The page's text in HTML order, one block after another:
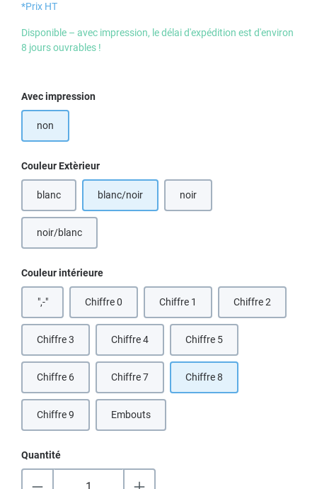
*Prix HT
Disponible – avec impression, le délai d'expédition est d'environ
8 jours ouvrables !
Sélectionnez
Avec impression
non
Sélectionnez
Couleur Extèrieur
blanc
(Cette option n'est pas disponible pour le moment.)
blanc/noir noir(Cette option n'est pas
noir/blanc
Sélectionnez
Couleur intérieure
",-" Chiffre 0 Chiffre 1 Chiffre 2
Chiffre 3 Chiffre 4 Chiffre 5
Chiffre 6 Chiffre 7 Chiffre 8
Chiffre 9 Embouts(Cette option n'est pas disponible pour le
Quantité